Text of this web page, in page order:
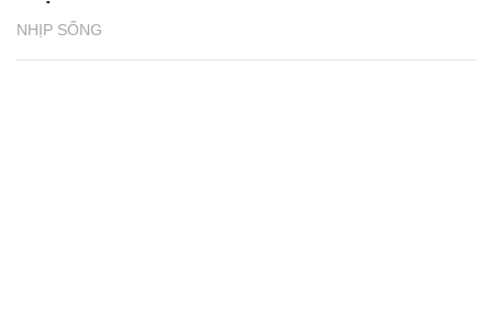
NHỊP SỐNG